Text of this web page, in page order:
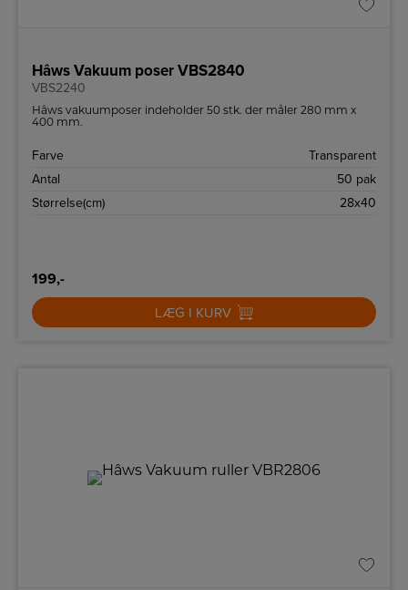
Hâws Vakuum poser VBS2840
VBS2240
Hâws vakuumposer indeholder 50 stk. der måler 280 mm x
400 mm.
Farve
Transparent
Antal
50 pak
Størrelse(cm)
28x40
199,-
LÆG I KURV